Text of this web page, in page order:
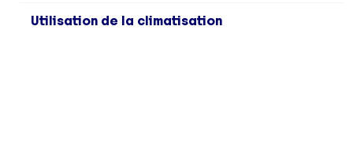
Utilisation de la climatisation